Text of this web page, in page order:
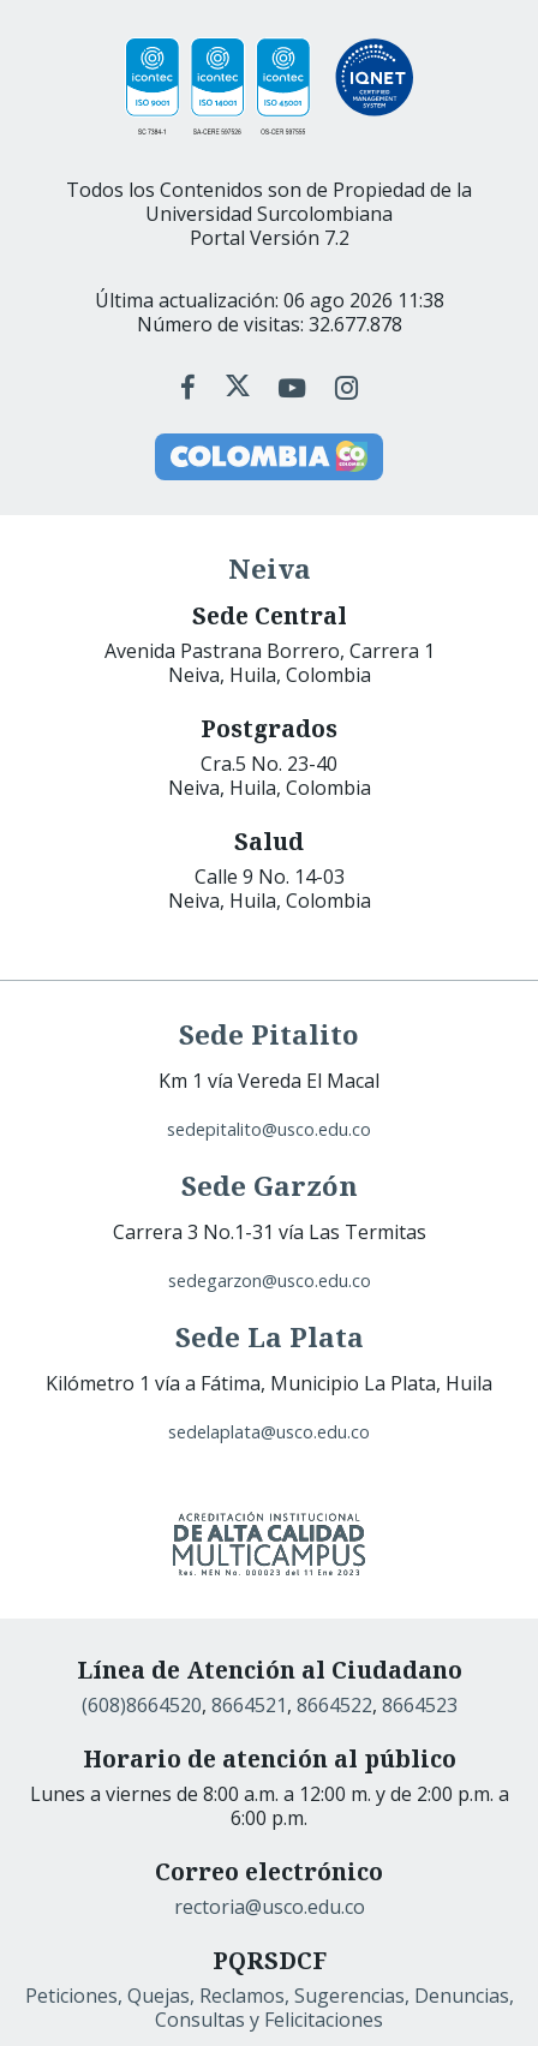
Todos los Contenidos son de Propiedad de la
Universidad Surcolombiana
Portal Versión 7.2
Última actualización: 06 ago 2026 11:38
Número de visitas: 32.677.878
Neiva
Sede Central
Avenida Pastrana Borrero, Carrera 1
Neiva, Huila, Colombia
Postgrados
Cra.5 No. 23-40
Neiva, Huila, Colombia
Salud
Calle 9 No. 14-03
Neiva, Huila, Colombia
Sede Pitalito
Km 1 vía Vereda El Macal
sedepitalito@usco.edu.co
Sede Garzón
Carrera 3 No.1-31 vía Las Termitas
sedegarzon@usco.edu.co
Sede La Plata
Kilómetro 1 vía a Fátima, Municipio La Plata, Huila
sedelaplata@usco.edu.co
Línea de Atención al Ciudadano
(608)8664520, 8664521, 8664522, 8664523
Horario de atención al público
Lunes a viernes de 8:00 a.m. a 12:00 m. y de 2:00 p.m. a
6:00 p.m.
Correo electrónico
rectoria@usco.edu.co
PQRSDCF
Peticiones, Quejas, Reclamos, Sugerencias, Denuncias,
Consultas y Felicitaciones